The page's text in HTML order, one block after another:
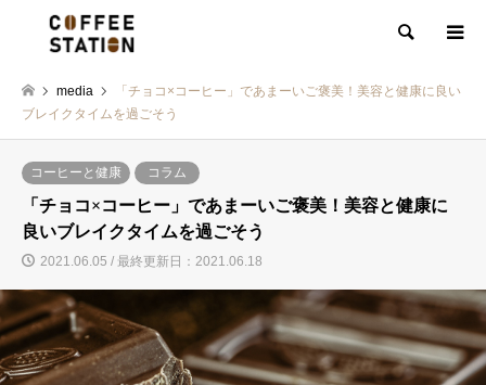
検索
media
「チョコ×コーヒー」であまーいご褒美！美容と健康に良い
ブレイクタイムを過ごそう
コーヒーと健康 コラム
「チョコ×コーヒー」であまーいご褒美！美容と健康に
良いブレイクタイムを過ごそう
2021.06.05 / 最終更新日：2021.06.18